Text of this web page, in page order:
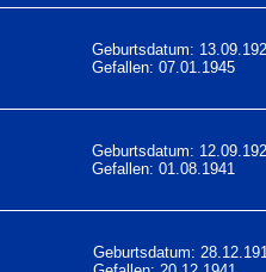
Geburtsdatum:
Gefallen: 07.01.1945
Geburtsdatum:
Gefallen: 01.08.1941
Geburtsdatum: